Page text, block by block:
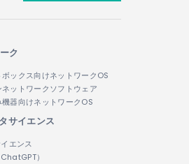
ク
ボックス向けネットワークOS
ネットワークソフトウェア
機器向けネットワークOS
サイエンス
エンス
）